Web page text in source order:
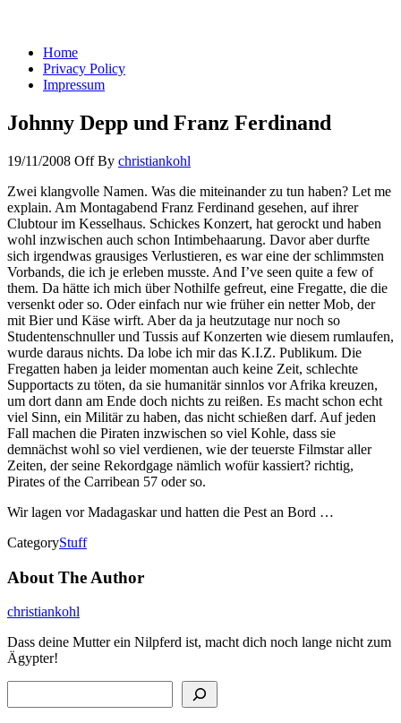
Home
Privacy Policy
Impressum
Johnny Depp und Franz Ferdinand
19/11/2008 OffBy christiankohl
Zwei klangvolle Namen. Was die miteinander zu tun haben? Let me
explain. Am Montagabend Franz Ferdinand gesehen, auf ihrer
Clubtour im Kesselhaus. Schickes Konzert, hat gerockt und haben
wohl inzwischen auch schon Intimbehaarung. Davor aber durfte
sich irgendwas grausiges Verlustieren, es war eine der schlimmsten
Vorbands, die ich je erleben musste. And I’ve seen quite a few of
them. Da hätte ich mich über Nothilfe gefreut, eine Fregatte, die die
versenkt oder so. Oder einfach nur wie früher ein netter Mob, der
mit Bier und Käse wirft. Aber da ja heutzutage nur noch so
Studentenschnuller und Tussis auf Konzerten wie diesem rumlaufen,
wurde daraus nichts. Da lobe ich mir das K.I.Z. Publikum. Die
Fregatten haben ja leider momentan auch keine Zeit, schlechte
Supportacts zu töten, da sie humanitär sinnlos vor Afrika kreuzen,
um dort dann am Ende doch nichts zu reißen. Es macht schon echt
viel Sinn, ein Militär zu haben, das nicht schießen darf. Auf jeden
Fall machen die Piraten inzwischen so viel Kohle, dass sie
demnächst wohl so viel verdienen, wie der teuerste Filmstar aller
Zeiten, der seine Rekordgage nämlich wofür kassiert? richtig,
Pirates of the Carribean 57 oder so.
Wir lagen vor Madagaskar und hatten die Pest an Bord …
CategoryStuff
About The Author
christiankohl
Dass deine Mutter ein Nilpferd ist, macht dich noch lange nicht zum
Ägypter!